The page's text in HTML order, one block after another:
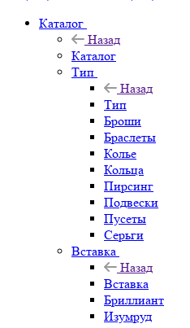
Каталог
Назад
Каталог
Тип
Назад
Тип
Броши
Браслеты
Колье
Кольца
Пирсинг
Подвески
Пусеты
Серьги
Вставка
Назад
Вставка
Бриллиант
Изумруд